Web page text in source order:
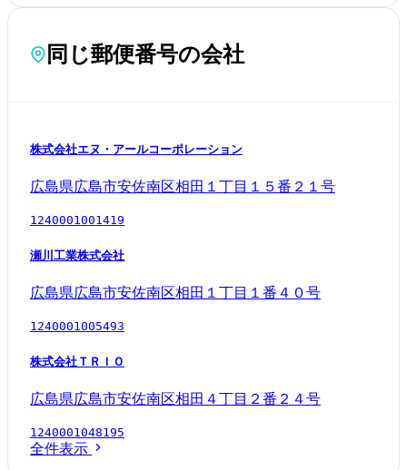
同じ郵便番号の会社
株式会社エヌ・アールコーポレーション
広島県広島市安佐南区相田１丁目１５番２１号
1240001001419
瀬川工業株式会社
広島県広島市安佐南区相田１丁目１番４０号
1240001005493
株式会社ＴＲＩＯ
広島県広島市安佐南区相田４丁目２番２４号
1240001048195
全件表示